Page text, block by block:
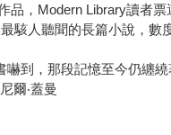
品，Modern Library讀者票
駭人聽聞的長篇小說，數
嚇到，那段記憶至今仍纏繞
爾‧蓋曼